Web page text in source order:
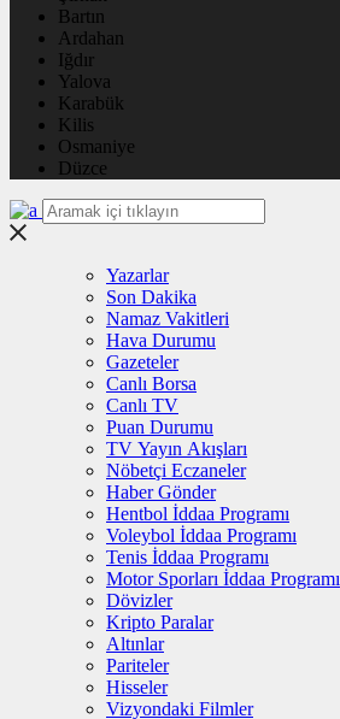
Bartın
Ardahan
Iğdır
Yalova
Karabük
Kilis
Osmaniye
Düzce
Yazarlar
Son Dakika
Namaz Vakitleri
Hava Durumu
Gazeteler
Canlı Borsa
Canlı TV
Puan Durumu
TV Yayın Akışları
Nöbetçi Eczaneler
Haber Gönder
Hentbol İddaa Programı
Voleybol İddaa Programı
Tenis İddaa Programı
Motor Sporları İddaa Programı
Dövizler
Kripto Paralar
Altınlar
Pariteler
Hisseler
Vizyondaki Filmler